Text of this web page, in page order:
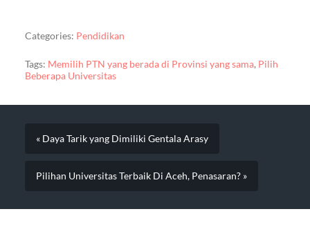
Categories: Pendidikan
Tags: Memilih PTN yang berada di Provinsi yang sama, Pilih
Beberapa Universitas
« Daya Tarik yang Dimiliki Gentala Arasy
Pilihan Universitas Terbaik Di Aceh, Penasaran? »